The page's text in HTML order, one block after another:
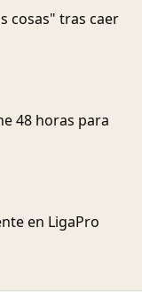
cosas" tras caer
48 horas para
en LigaPro